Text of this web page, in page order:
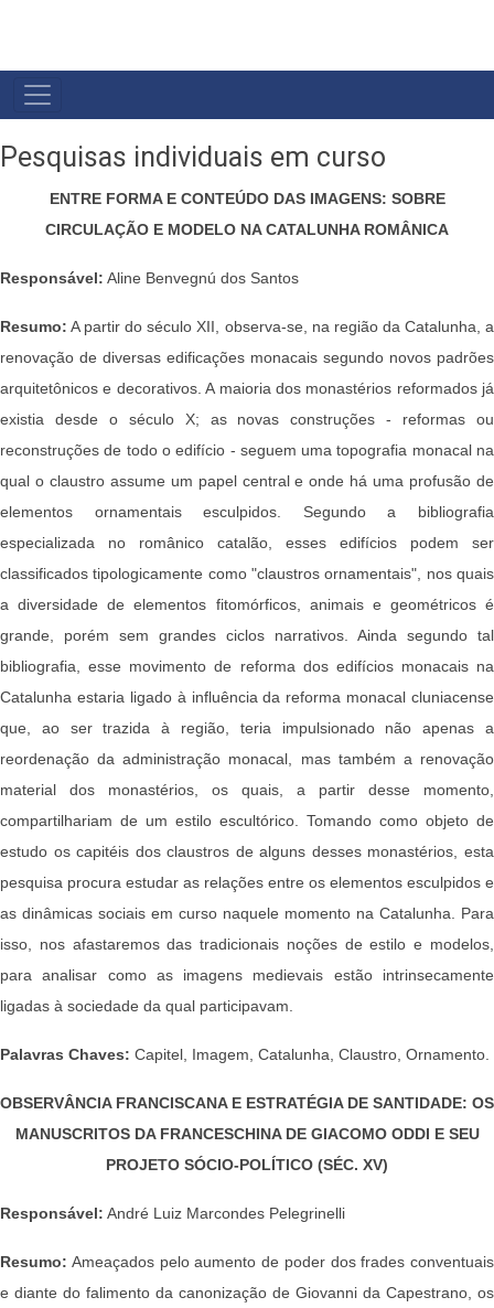
NAVEGAÇÃO
PRINCIPAL
Pesquisas individuais em curso
ENTRE FORMA E CONTEÚDO DAS IMAGENS: SOBRE
CIRCULAÇÃO E MODELO NA CATALUNHA ROMÂNICA
Responsável: Aline Benvegnú dos Santos
Resumo: A partir do século XII, observa-se, na região da Catalunha, a
renovação de diversas edificações monacais segundo novos padrões
arquitetônicos e decorativos. A maioria dos monastérios reformados já
existia desde o século X; as novas construções - reformas ou
reconstruções de todo o edifício - seguem uma topografia monacal na
qual o claustro assume um papel central e onde há uma profusão de
elementos ornamentais esculpidos. Segundo a bibliografia
especializada no românico catalão, esses edifícios podem ser
classificados tipologicamente como "claustros ornamentais", nos quais
a diversidade de elementos fitomórficos, animais e geométricos é
grande, porém sem grandes ciclos narrativos. Ainda segundo tal
bibliografia, esse movimento de reforma dos edifícios monacais na
Catalunha estaria ligado à influência da reforma monacal cluniacense
que, ao ser trazida à região, teria impulsionado não apenas a
reordenação da administração monacal, mas também a renovação
material dos monastérios, os quais, a partir desse momento,
compartilhariam de um estilo escultórico. Tomando como objeto de
estudo os capitéis dos claustros de alguns desses monastérios, esta
pesquisa procura estudar as relações entre os elementos esculpidos e
as dinâmicas sociais em curso naquele momento na Catalunha. Para
isso, nos afastaremos das tradicionais noções de estilo e modelos,
para analisar como as imagens medievais estão intrinsecamente
ligadas à sociedade da qual participavam.
Palavras Chaves: Capitel, Imagem, Catalunha, Claustro, Ornamento.
OBSERVÂNCIA FRANCISCANA E ESTRATÉGIA DE SANTIDADE: OS
MANUSCRITOS DA FRANCESCHINA DE GIACOMO ODDI E SEU
PROJETO SÓCIO-POLÍTICO (SÉC. XV)
Responsável: André Luiz Marcondes Pelegrinelli
Resumo: Ameaçados pelo aumento de poder dos frades conventuais
e diante do falimento da canonização de Giovanni da Capestrano, os